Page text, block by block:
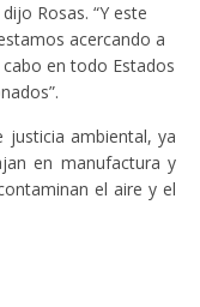
Rosas. “Y este
acercando a
en todo Estados
ambiental, ya
en manufactura y
el aire y el